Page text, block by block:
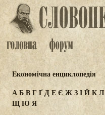
Eкономічна енциклопедія
АБВГҐДЕЄ ЖЗІЙКЛ
ЩЮ Я